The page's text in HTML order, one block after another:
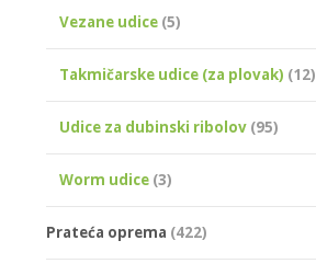
Vezane udice (5)
Takmičarske udice (za plovak) (12)
Udice za dubinski ribolov (95)
Worm udice (3)
Prateća oprema (422)